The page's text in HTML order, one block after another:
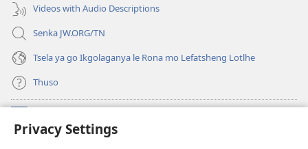
Privacy Settings
Videos with Audio Descriptions
Senka JW.ORG/TN
Tsela ya go Ikgolaganya le Rona mo Lefatsheng Lotlhe
Thuso
(e
bula